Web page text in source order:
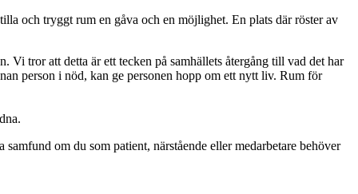
och tryggt rum en gåva och en möjlighet. En plats där röster av
Vi tror att detta är ett tecken på samhällets återgång till vad det har
person i nöd, kan ge personen hopp om ett nytt liv. Rum för
om du som patient, närstående eller medarbetare behöver